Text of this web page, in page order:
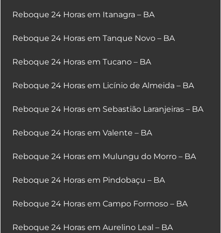
Reboque 24 Horas em Itanagra – BA
Reboque 24 Horas em Tanque Novo – BA
Reboque 24 Horas em Tucano – BA
Reboque 24 Horas em Licínio de Almeida – BA
Reboque 24 Horas em Sebastião Laranjeiras – BA
Reboque 24 Horas em Valente – BA
Reboque 24 Horas em Mulungu do Morro – BA
Reboque 24 Horas em Pindobaçu – BA
Reboque 24 Horas em Campo Formoso – BA
Reboque 24 Horas em Aurelino Leal – BA